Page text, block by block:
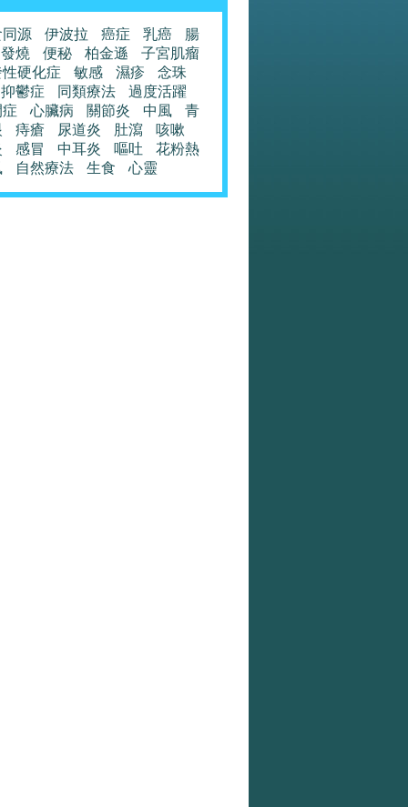
源 伊波拉 癌症 乳癌
腸
發燒 便秘 柏金遜
子宮肌瘤
性硬化症
敏感 濕疹
念珠
抑鬱症 同類療法
過度活躍
症
心臟病 關節炎 中風
青
痔瘡 尿道炎 肚瀉
咳嗽
感冒 中耳炎 嘔吐
花粉熱
自然療法 生食 心靈